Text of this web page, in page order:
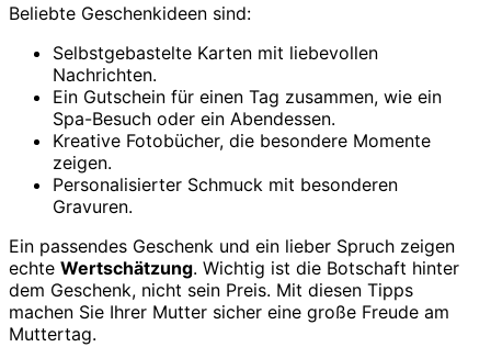
Beliebte Geschenkideen sind:
Selbstgebastelte Karten mit liebevollen
Nachrichten.
Ein Gutschein für einen Tag zusammen, wie ein
Spa-Besuch oder ein Abendessen.
Kreative Fotobücher, die besondere Momente
zeigen.
Personalisierter Schmuck mit besonderen
Gravuren.
Ein passendes Geschenk und ein lieber Spruch zeigen
echte Wertschätzung. Wichtig ist die Botschaft hinter
dem Geschenk, nicht sein Preis. Mit diesen Tipps
machen Sie Ihrer Mutter sicher eine große Freude am
Muttertag.